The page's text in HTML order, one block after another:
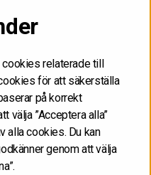
cookies relaterade till
för att säkerställa
på korrekt
välja ”Acceptera alla”
alla cookies. Du kan
genom att välja
inget